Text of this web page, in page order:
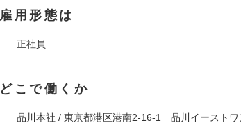
雇用形態は
正社員
どこで働くか
品川本社 / 東京都港区港南2-16-1 品川イーストワ